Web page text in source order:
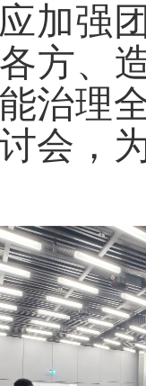
加强
方、
治理
会，